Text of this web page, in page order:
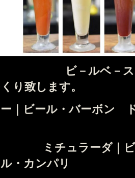
－スカクテ
り致します。
｜ビール・バーボン
ダ｜ビール
・カンパリ